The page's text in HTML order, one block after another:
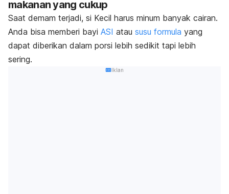
makanan yang cukup
Saat demam terjadi, si Kecil harus minum banyak cairan.
Anda bisa memberi bayi ASI atau susu formula yang
dapat diberikan dalam porsi lebih sedikit tapi lebih
sering.
Iklan